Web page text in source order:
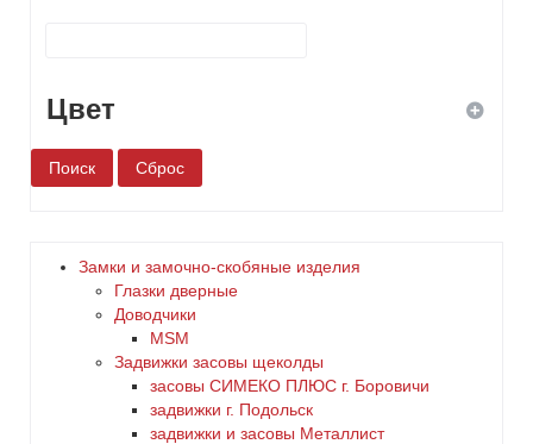
Цвет
белый
желтый
Замки и замочно-скобяные изделия
Глазки дверные
Доводчики
MSM
Задвижки засовы щеколды
заcовы СИМЕКО ПЛЮС г. Боровичи
задвижки г. Подольск
задвижки и засовы Металлист